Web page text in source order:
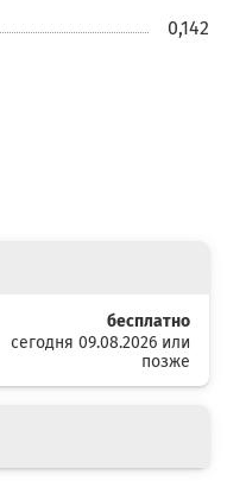
0,142
бесплатно
сегодня 09.08.2026 или
позже